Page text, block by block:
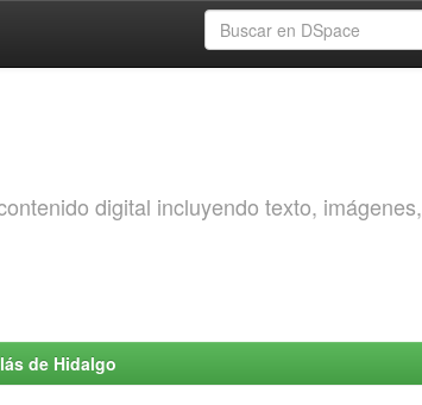
digital incluyendo texto, imágenes,
de Hidalgo